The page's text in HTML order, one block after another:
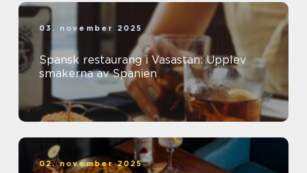
03. november 2025
Spansk restaurang i Vasastan: Upplev
smakerna av Spanien
02. november 2025